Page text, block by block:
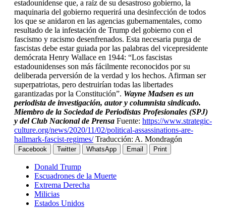
estadounidense que, a raíz de su desastroso gobierno, la
maquinaria del gobierno requerirá una desinfección de todos
los que se anidaron en las agencias gubernamentales, como
resultado de la infestación de Trump del gobierno con el
fascismo y racismo desenfrenados. Esta necesaria purga de
fascistas debe estar guiada por las palabras del vicepresidente
demócrata Henry Wallace en 1944: “Los fascistas
estadounidenses son más fácilmente reconocidos por su
deliberada perversión de la verdad y los hechos. Afirman ser
superpatriotas, pero destruirían todas las libertades
garantizadas por la Constitución”. Wayne Madsen es un
periodista de investigación, autor y columnista sindicado.
Miembro de la Sociedad de Periodistas Profesionales (SPJ)
y del Club Nacional de Prensa Fuente: https://www.strategic-
culture.org/news/2020/11/02/political-assassinations-are-
hallmark-fascist-regimes/Traducción: A. Mondragón
Facebook Twitter WhatsApp Email Print
Donald Trump
Escuadrones de la Muerte
Extrema Derecha
Milicias
Estados Unidos